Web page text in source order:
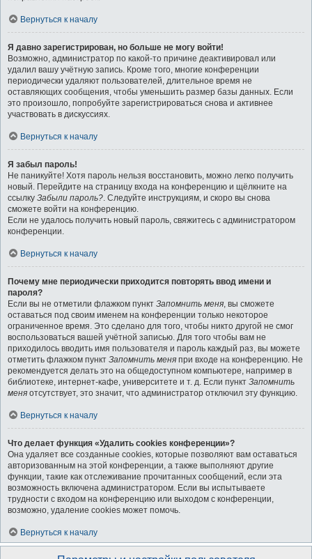
Вернуться к началу
Я давно зарегистрирован, но больше не могу войти!
Возможно, администратор по какой-то причине деактивировал или
удалил вашу учётную запись. Кроме того, многие конференции
периодически удаляют пользователей, длительное время не
оставляющих сообщения, чтобы уменьшить размер базы данных. Если
это произошло, попробуйте зарегистрироваться снова и активнее
участвовать в дискуссиях.
Вернуться к началу
Я забыл пароль!
Не паникуйте! Хотя пароль нельзя восстановить, можно легко получить
новый. Перейдите на страницу входа на конференцию и щёлкните на
ссылку Забыли пароль?. Следуйте инструкциям, и скоро вы снова
сможете войти на конференцию.
Если не удалось получить новый пароль, свяжитесь с администратором
конференции.
Вернуться к началу
Почему мне периодически приходится повторять ввод имени и
пароля?
Если вы не отметили флажком пункт Запомнить меня, вы сможете
оставаться под своим именем на конференции только некоторое
ограниченное время. Это сделано для того, чтобы никто другой не смог
воспользоваться вашей учётной записью. Для того чтобы вам не
приходилось вводить имя пользователя и пароль каждый раз, вы можете
отметить флажком пункт Запомнить меня при входе на конференцию. Не
рекомендуется делать это на общедоступном компьютере, например в
библиотеке, интернет-кафе, университете и т. д. Если пункт Запомнить
меня отсутствует, это значит, что администратор отключил эту функцию.
Вернуться к началу
Что делает функция «Удалить cookies конференции»?
Она удаляет все созданные cookies, которые позволяют вам оставаться
авторизованным на этой конференции, а также выполняют другие
функции, такие как отслеживание прочитанных сообщений, если эта
возможность включена администратором. Если вы испытываете
трудности с входом на конференцию или выходом с конференции,
возможно, удаление cookies может помочь.
Вернуться к началу